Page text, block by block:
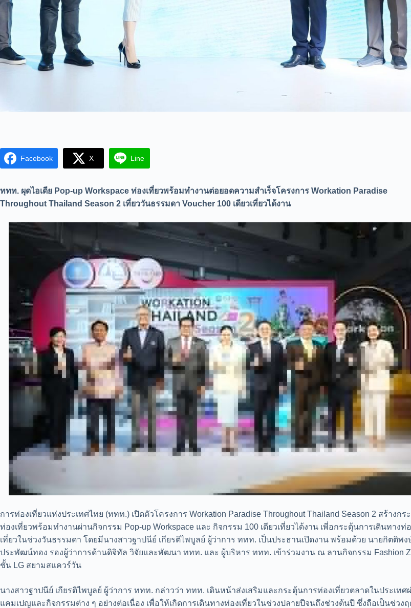
Facebook X Line
ททท. ผุดไอเดีย Pop-up Workspace ท่องเที่ยวพร้อมทำงานต่อยอดความสำเร็จโครงการ Workation Paradise
Throughout Thailand Season 2 เที่ยววันธรรมดา Voucher 100 เดียวเที่ยวได้งาน
การท่องเที่ยวแห่งประเทศไทย (ททท.) เปิดตัวโครงการ Workation Paradise Throughout Thailand Season 2 สร้างกร
ท่องเที่ยวพร้อมทำงานผ่านกิจกรรม Pop-up Workspace และ กิจกรรม 100 เดียวเที่ยวได้งาน เพี่อกระตุ้นการเดินทางท่
เที่ยวในช่วงวันธรรมดา โดยมีนางสาวฐาปนีย์ เกียรติไพบูลย์ ผู้ว่าการ ททท. เป็นประธานเปิดงาน พร้อมด้วย นายกิตติพง
ประพัฒน์ทอง รองผู้ว่าการด้านดิจิทัล วิจัยและพัฒนา ททท. และ ผู้บริหาร ททท. เข้าร่วมงาน ณ ลานกิจกรรม Fashion
ชั้น LG สยามสแควร์วัน
นางสาวฐาปนีย์ เกียรติไพบูลย์ ผู้ว่าการ ททท. กล่าวว่า ททท. เดินหน้าส่งเสริมและกระตุ้นการท่องเที่ยวตลาดในประเทศ
แคมเปญและกิจกรรมต่าง ๆ อย่างต่อเนื่อง เพื่อให้เกิดการเดินทางท่องเที่ยวในช่วงปลายปีจนถึงช่วงต้นปี ซึ่งถือเป็นช่วง